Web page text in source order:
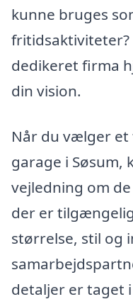
kunne bruges
fritidsaktiviteter?
dedikeret firma
din vision.
Når du vælger
garage i Søsum,
vejledning om
der er
størrelse, stil og
detaljer er taget